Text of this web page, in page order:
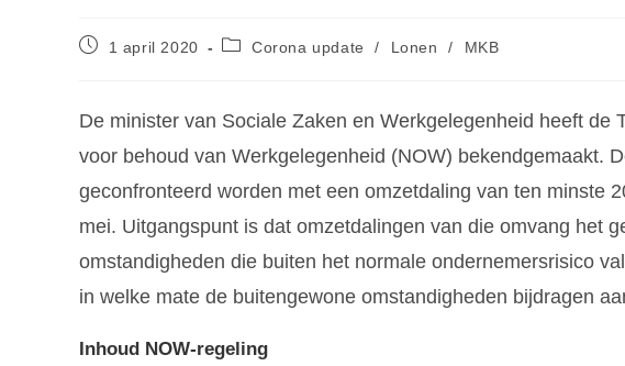
1 april 2020 Corona update / Lonen / MKB
De minister van Sociale Zaken en Werkgelegenheid heeft de
voor behoud van Werkgelegenheid (NOW) bekendgemaakt.
geconfronteerd worden met een omzetdaling van ten minste
mei. Uitgangspunt is dat omzetdalingen van die omvang het
omstandigheden die buiten het normale ondernemersrisico
in welke mate de buitengewone omstandigheden bijdragen
Inhoud NOW-regeling